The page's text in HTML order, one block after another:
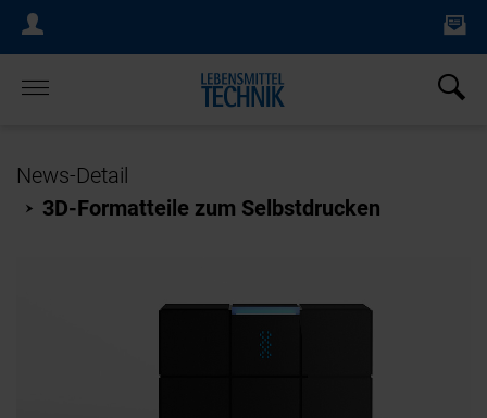
Login Menu
Home
News-Detail
3D-Formatteile zum Selbstdrucken
×